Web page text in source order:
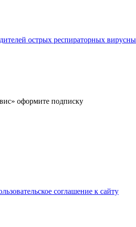
острых респираторных
оформите подписку
соглашение к сайту